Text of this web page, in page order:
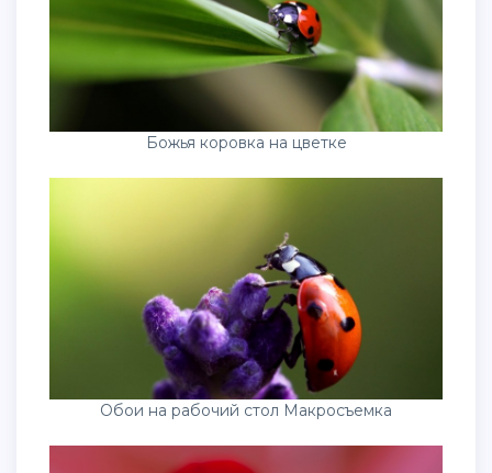
Божья коровка на цветке
Обои на рабочий стол Макросъемка